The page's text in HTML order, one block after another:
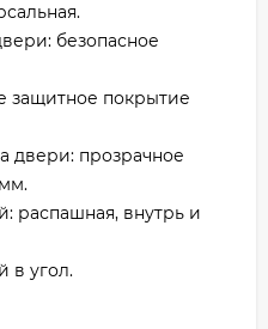
безопасное
защитное покрытие
двери: прозрачное
распашная, внутрь и
в угол.